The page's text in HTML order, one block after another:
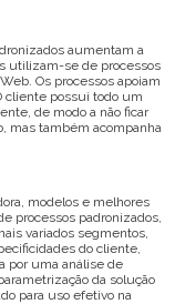
aumentam a
utilizam-se de processos
Os processos apoiam
cliente possui todo um
de modo a não ficar
mas também acompanha
modelos e melhores
processos padronizados,
variados segmentos,
do cliente,
por uma análise de
da solução
para uso efetivo na